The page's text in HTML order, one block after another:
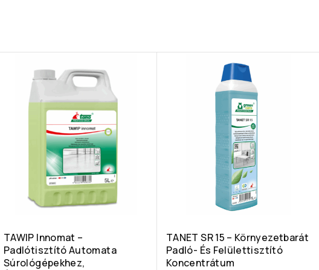
TAWIP Innomat –
Padlótisztító Automata
Súrológépekhez,
TANET SR 15 – Környezetbarát
Padló- És Felülettisztító
Koncentrátum